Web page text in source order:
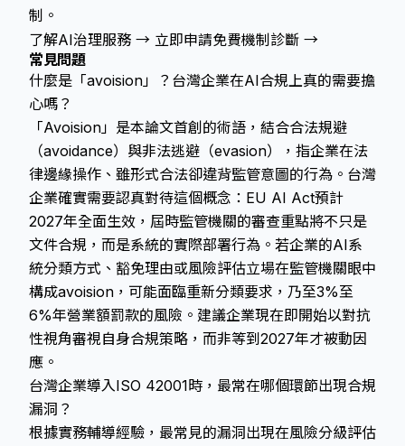
制。
了解AI治理服務 → 立即申請免費機制診斷 →
常見問題
什麼是「avoision」？台灣企業在AI合規上真的需要擔
心嗎？
「Avoision」是本論文首創的術語，結合合法規避
（avoidance）與非法逃避（evasion），指企業在法
律邊緣操作、雖形式合法卻違背監管意圖的行為。台灣
企業確實需要認真對待這個概念：EU AI Act預計
2027年全面生效，屆時監管機關的審查重點將不只是
文件合規，而是系統的實際部署行為。若企業的AI系
統分類方式、豁免理由或風險評估立場在監管機關眼中
構成avoision，可能面臨重新分類要求，乃至3%至
6%年營業額罰款的風險。建議企業現在即開始以對抗
性視角審視自身合規策略，而非等到2027年才被動因
應。
台灣企業導入ISO 42001時，最常在哪個環節出現合規
漏洞？
根據實務輔導經驗，最常見的漏洞出現在風險分級評估